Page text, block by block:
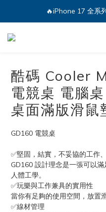
🔥iPhone 17 全系
💕加入Q哥 Line
🔥iPhone 17 全
酷碼 Cooler
電競桌 電腦
桌面滿版滑
GD160 電競桌
✅堅固，結實，不妥協的工作
GD160 設計理念是一張可以
人體工學。
✅玩樂與工作兼具的實用性
當你有足夠的使用空間，放置
✅線材管理